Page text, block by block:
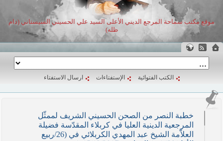
موقع مكتب سماحة المرجع الديني الأعلى السيد علي الحسيني السيستاني (دام
ظله)
الكتب الفتوائية الإستفتاءات ارسال الاستفتاء
خطبة النصر من الصحن الحسيني الشريف لممثّل
المرجعية الدينية العليا في كربلاء المقدّسة فضيلة
العلاّمة الشيخ عبد المهدي الكربلائي في (26/ربيع